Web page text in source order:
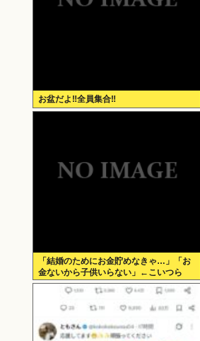
お盆だよ‼全員集合‼
「結婚のためにお金貯めなきゃ…」「お
金ないから子供いらない」←こいつら